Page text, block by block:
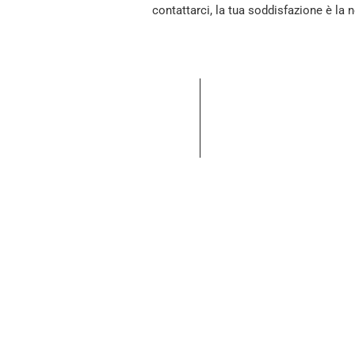
contattarci, la tua soddisfazione è la